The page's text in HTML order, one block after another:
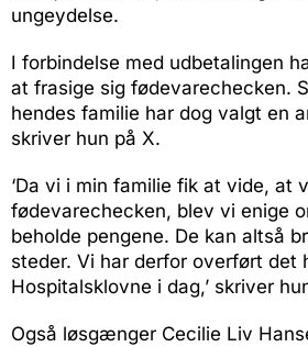
ungeydelse.
I forbindelse med udbetalingen
at frasige sig fødevarechecken.
hendes familie har dog valgt en
skriver hun på X.
‘Da vi i min familie fik at vide, at
fødevarechecken, blev vi enige
beholde pengene. De kan altså
steder. Vi har derfor overført det
Hospitalsklovne i dag,’ skriver
Også løsgænger Cecilie Liv